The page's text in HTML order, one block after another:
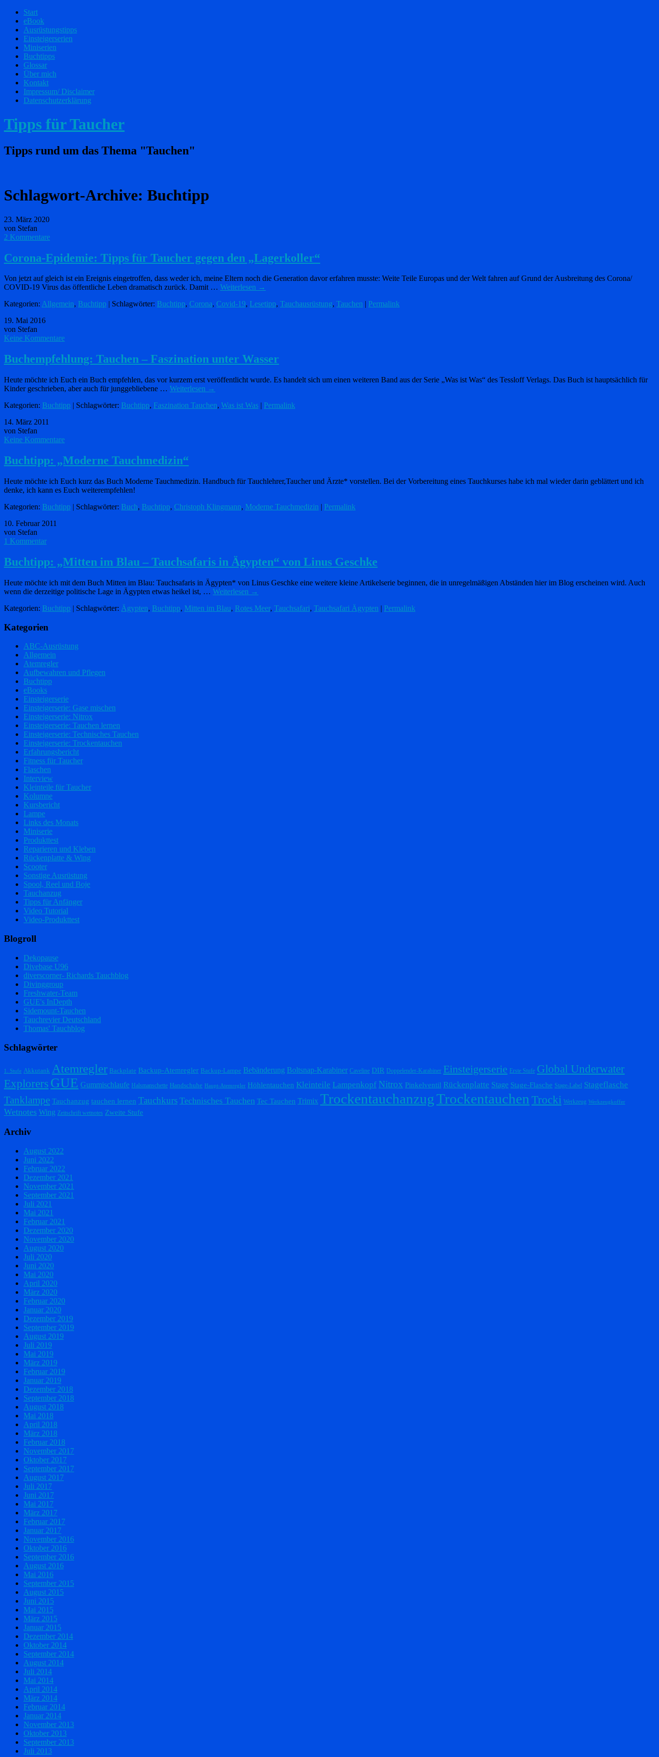
Start
eBook
Ausrüstungstipps
Einsteigerserien
Miniserien
Buchtipps
Glossar
Über mich
Kontakt
Impressum/ Disclaimer
Datenschutzerklärung
Tipps für Taucher
Tipps rund um das Thema "Tauchen"
Schlagwort-Archive: Buchtipp
23. März 2020
von Stefan
2 Kommentare
Corona-Epidemie: Tipps für Taucher gegen den „Lagerkoller“
Von jetzt auf gleich ist ein Ereignis eingetroffen, dass weder ich, meine Eltern noch die Generation davor erfahren musste: Weite Teile Europas und der Welt fahren auf Grund der Ausbreitung des Corona/
COVID-19 Virus das öffentliche Leben dramatisch zurück. Damit … Weiterlesen →
Kategorien: Allgemein, Buchtipp | Schlagwörter: Buchtipp, Corona, Covid-19, Lesetipp, Tauchausrüstung, Tauchen
Permalink
19. Mai 2016
von Stefan
Keine Kommentare
Buchempfehlung: Tauchen – Faszination unter Wasser
Heute möchte ich Euch ein Buch empfehlen, das vor kurzem erst veröffentlicht wurde. Es handelt sich um einen weiteren Band aus der Serie „Was ist Was“ des Tessloff Verlags. Das Buch ist hauptsächlich für
Kinder geschrieben, aber auch für junggebliebene … Weiterlesen →
Kategorien: Buchtipp | Schlagwörter: Buchtipp, Faszination Tauchen, Was ist Was | Permalink
14. März 2011
von Stefan
Keine Kommentare
Buchtipp: „Moderne Tauchmedizin“
Heute möchte ich Euch kurz das Buch Moderne Tauchmedizin. Handbuch für Tauchlehrer,Taucher und Ärzte* vorstellen. Bei der Vorbereitung eines Tauchkurses habe ich mal wieder darin geblättert und ich
denke, ich kann es Euch weiterempfehlen!
Kategorien: Buchtipp | Schlagwörter: Buch, Buchtipp, Christoph Klingmann, Moderne Tauchmedizin | Permalink
10. Februar 2011
von Stefan
1 Kommentar
Buchtipp: „Mitten im Blau – Tauchsafaris in Ägypten“ von Linus Geschke
Heute möchte ich mit dem Buch Mitten im Blau: Tauchsafaris in Ägypten* von Linus Geschke eine weitere kleine Artikelserie beginnen, die in unregelmäßigen Abständen hier im Blog erscheinen wird. Auch
wenn die derzeitige politische Lage in Ägypten etwas heikel ist, … Weiterlesen →
Kategorien: Buchtipp | Schlagwörter: Ägypten, Buchtipp, Mitten im Blau, Rotes Meer, Tauchsafari, Tauchsafari Ägypten | Permalink
Kategorien
ABC-Ausrüstung
Allgemein
Atemregler
Aufbewahren und Pflegen
Buchtipp
eBooks
Einsteigerserie
Einsteigerserie: Gase mischen
Einsteigerserie: Nitrox
Einsteigerserie: Tauchen lernen
Einsteigerserie: Technisches Tauchen
Einsteigerserie: Trockentauchen
Erfahrungsbericht
Fitness für Taucher
Flaschen
Interview
Kleinteile für Taucher
Kolumne
Kursbericht
Lampe
Links des Monats
Miniserie
Produkttest
Reparieren und Kleben
Rückenplatte & Wing
Scooter
Sonstige Ausrüstung
Spool, Reel und Boje
Tauchanzug
Tipps für Anfänger
Video Tutorial
Video-Produkttest
Blogroll
Dekopause
Divebase U96
diverscorner- Richards Tauchblog
Divinggroup
Freshwater-Team
GUE's InDepth
Sidemount-Tauchen
Tauchrevier Deutschland
Thomas' Tauchblog
Schlagwörter
1. Stufe Akkutank Atemregler Backplate Backup-Atemregler Backup-Lampe Bebänderung Boltsnap-Karabiner Caveline DIR Doppelender-Karabiner Einsteigerserie Erste Stufe Global Underwater
Explorers GUE Gummischlaufe Halsmanschette Handschuhe Haupt-Atemregler Höhlentauchen Kleinteile Lampenkopf Nitrox Pinkelventil Rückenplatte Stage Stage-Flasche Stage-Label Stageflasche
Tanklampe Tauchanzug tauchen lernen Tauchkurs Technisches Tauchen Tec Tauchen Trimix TrockentauchanzugTrockentauchen Trocki Werkzeug Werkzeugkoffer
Wetnotes Wing Zeitschrift wetnotes Zweite Stufe
Archiv
August 2022
Juni 2022
Februar 2022
Dezember 2021
November 2021
September 2021
Juli 2021
Mai 2021
Februar 2021
Dezember 2020
November 2020
August 2020
Juli 2020
Juni 2020
Mai 2020
April 2020
März 2020
Februar 2020
Januar 2020
Dezember 2019
September 2019
August 2019
Juli 2019
Mai 2019
März 2019
Februar 2019
Januar 2019
Dezember 2018
September 2018
August 2018
Mai 2018
April 2018
März 2018
Februar 2018
November 2017
Oktober 2017
September 2017
August 2017
Juli 2017
Juni 2017
Mai 2017
März 2017
Februar 2017
Januar 2017
November 2016
Oktober 2016
September 2016
August 2016
Mai 2016
September 2015
August 2015
Juni 2015
Mai 2015
März 2015
Januar 2015
Dezember 2014
Oktober 2014
September 2014
August 2014
Juli 2014
Mai 2014
April 2014
März 2014
Februar 2014
Januar 2014
November 2013
Oktober 2013
September 2013
Juli 2013